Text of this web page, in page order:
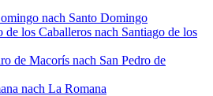
nach Santo Domingo
los Caballeros nach Santiago de los
de Macorís nach San Pedro de
nach La Romana